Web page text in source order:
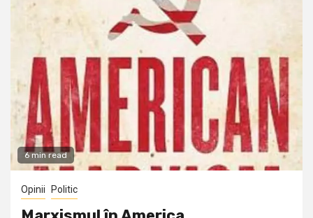
6 min read
Opinii Politic